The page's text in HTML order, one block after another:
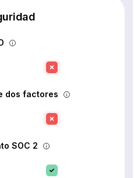
dos factores
SOC 2